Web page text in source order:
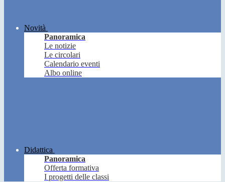
Novità
Panoramica
Le notizie
Le circolari
Calendario eventi
Albo online
Didattica
Panoramica
Offerta formativa
I progetti delle classi